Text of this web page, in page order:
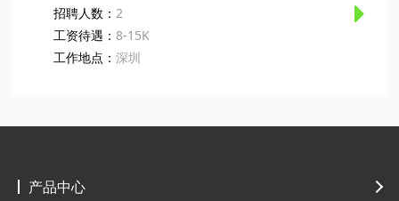
4、学习能力强，能吃苦耐劳，愿意同公司共同发
展；
岗位要求：
2、能熟练操作网站管理系统后台，了解基本的网络
招聘人数： 2
工资待遇： 8-15K
工作地点： 深圳
产品中心